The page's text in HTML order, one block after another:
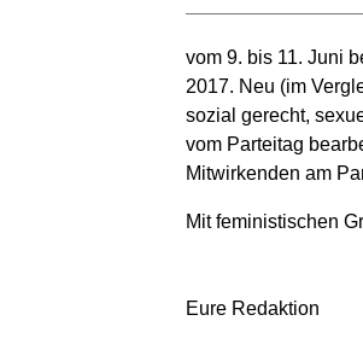
vom 9. bis 11. Juni
2017. Neu (im
sozial gerecht,
vom Parteitag
Mitwirkenden am
Mit feministischen
Eure Redaktion